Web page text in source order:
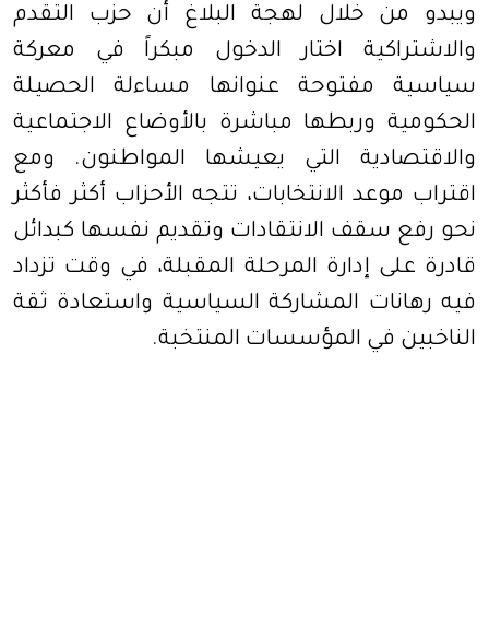
ويبدو من خلال لهجة البلاغ أن حزب التقدم
والاشتراكية اختار الدخول مبكراً في معركة
سياسية مفتوحة عنوانها مساءلة الحصيلة
الحكومية وربطها مباشرة بالأوضاع الاجتماعية
والاقتصادية التي يعيشها المواطنون. ومع
اقتراب موعد الانتخابات، تتجه الأحزاب أكثر فأكثر
نحو رفع سقف الانتقادات وتقديم نفسها كبدائل
قادرة على إدارة المرحلة المقبلة، في وقت تزداد
فيه رهانات المشاركة السياسية واستعادة ثقة
الناخبين في المؤسسات المنتخبة.